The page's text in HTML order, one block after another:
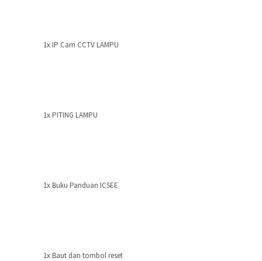
1x IP Cam CCTV LAMPU
1x PITING LAMPU
1x Buku Panduan ICSEE
1x Baut dan tombol reset